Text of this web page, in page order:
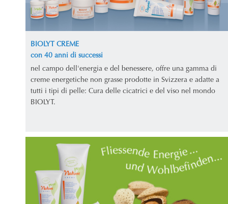
BIOLYT CREME
con 40 anni di successi
nel campo dell'energia e del benessere, offre una gamma di
creme energetiche non grasse prodotte in Svizzera e adatte a
tutti i tipi di pelle: Cura delle cicatrici e del viso nel mondo
BIOLYT.